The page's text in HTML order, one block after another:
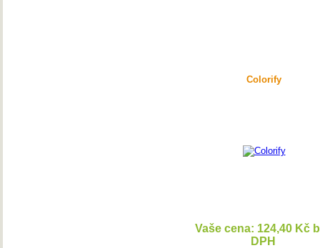
Colorify
Vaše cena: 124,40 Kč
DPH